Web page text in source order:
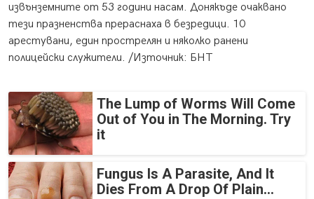
извънземните от 53 години насам. Донякъде очаквано
тези празненства прераснаха в безредици. 10
арестувани, един прострелян и няколко ранени
полицейски служители. /Източник: БНТ
The Lump of Worms Will Come
Out of You in The Morning. Try
it
Fungus Is A Parasite, And It
Dies From A Drop Of Plain...